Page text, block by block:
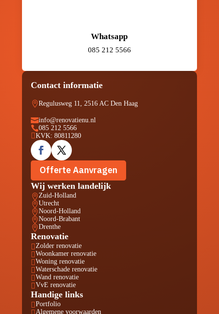
Whatsapp
085 212 5566
Contact informatie
Regulusweg 11, 2516 AC Den Haag
info@renovatienu.nl
085 212 5566
 KVK: 80811280
Offerte Aanvragen
Wij werken landelijk
 Zuid-Holland
Utrecht
Noord-Holland
Noord-Brabant
Drenthe
Renovatie
 Zolder renovatie
 Woonkamer renovatie
 Woning renovatie
 Waterschade renovatie
 Wand renovatie
 VvE renovatie
Handige links
 Portfolio
Algemene voorwaarden